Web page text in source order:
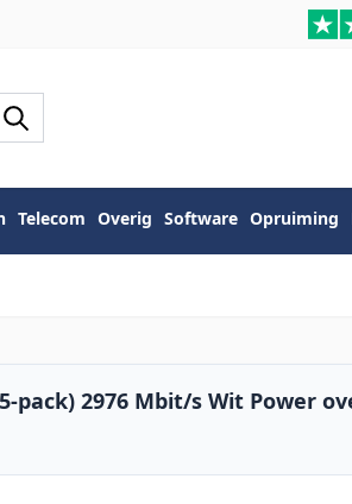
Telecom Overig Software Opruiming
pack) 2976 Mbit/s Wit Power